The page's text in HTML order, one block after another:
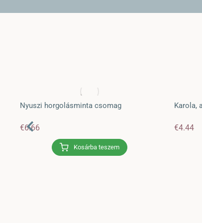
Nyuszi horgolásminta csomag
€6.66
Kosárba teszem
Karola,
€4.44